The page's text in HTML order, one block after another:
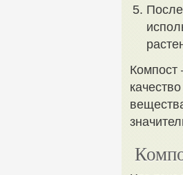
Компост